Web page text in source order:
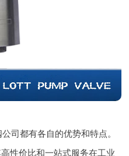
司都有各自的优势和特点。
性价比和一站式服务在工业